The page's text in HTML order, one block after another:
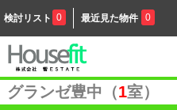
検討リスト 0 最近見た物件 0
グランゼ豊中（1室）